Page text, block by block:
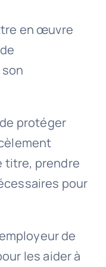
en œuvre
de protéger
titre, prendre
pour
de
les aider à